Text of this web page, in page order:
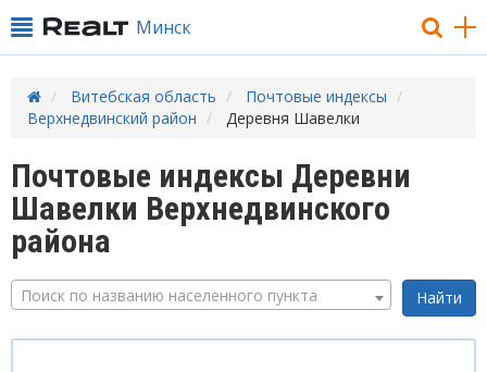
Минск
Витебская область
Почтовые индексы
Верхнедвинский район
Деревня Шавелки
Почтовые индексы Деревни
Шавелки Верхнедвинского
района
Поиск по названию населенного пункта